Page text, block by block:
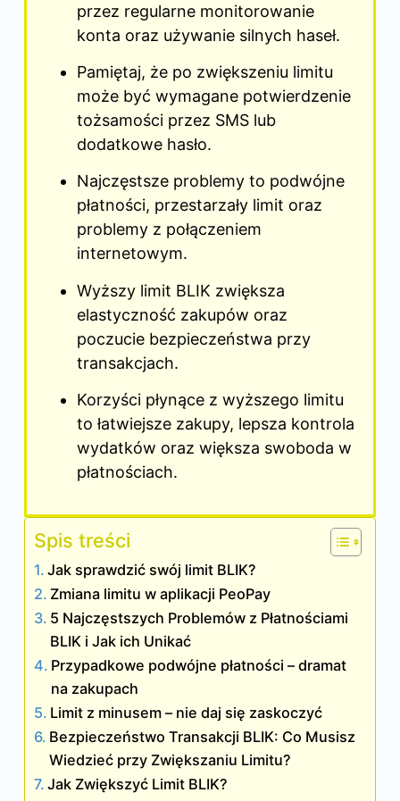
przez regularne monitorowanie
konta oraz używanie silnych haseł.
Pamiętaj, że po zwiększeniu limitu
może być wymagane potwierdzenie
tożsamości przez SMS lub
dodatkowe hasło.
Najczęstsze problemy to podwójne
płatności, przestarzały limit oraz
problemy z połączeniem
internetowym.
Wyższy limit BLIK zwiększa
elastyczność zakupów oraz
poczucie bezpieczeństwa przy
transakcjach.
Korzyści płynące z wyższego limitu
to łatwiejsze zakupy, lepsza kontrola
wydatków oraz większa swoboda w
płatnościach.
Spis treści
Jak sprawdzić swój limit BLIK?
Zmiana limitu w aplikacji PeoPay
5 Najczęstszych Problemów z Płatnościami
BLIK i Jak ich Unikać
Przypadkowe podwójne płatności – dramat
na zakupach
Limit z minusem – nie daj się zaskoczyć
Bezpieczeństwo Transakcji BLIK: Co Musisz
Wiedzieć przy Zwiększaniu Limitu?
Jak Zwiększyć Limit BLIK?